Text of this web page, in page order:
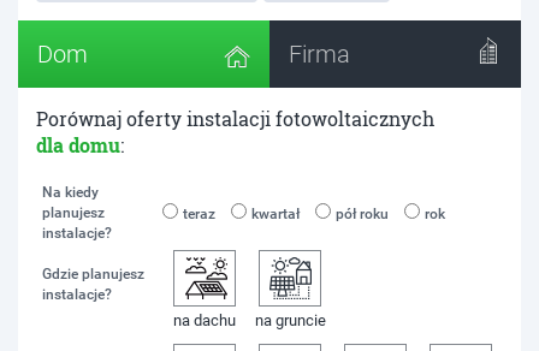
Dom Firma
Porównaj oferty instalacji fotowoltaicznych
dla domu:
Na kiedy
planujesz
instalacje?
teraz kwartał pół roku rok
Gdzie planujesz
instalacje?
na dachu na gruncie